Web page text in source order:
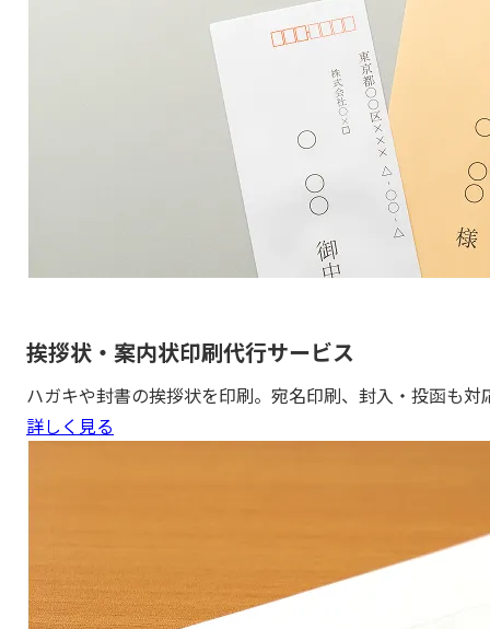
挨拶状・案内状印刷代行サービス
ハガキや封書の挨拶状を印刷。宛名印刷、封入・投函も対
詳しく見る